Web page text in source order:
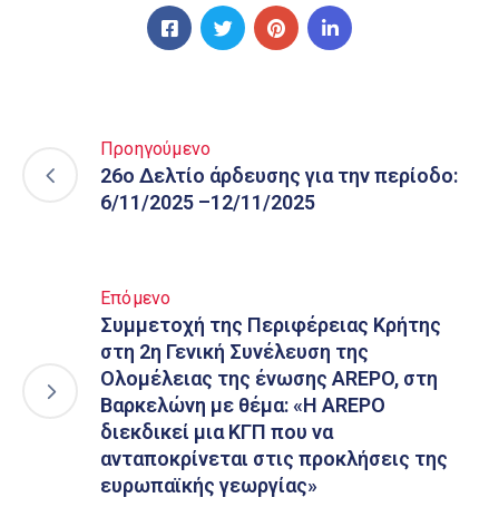
Προηγούμενο
26ο Δελτίο άρδευσης για την περίοδο:
6/11/2025 –12/11/2025
Επόμενο
Συμμετοχή της Περιφέρειας Κρήτης
στη 2η Γενική Συνέλευση της
Ολομέλειας της ένωσης AREPO, στη
Βαρκελώνη με θέμα: «Η AREPO
διεκδικεί μια ΚΓΠ που να
ανταποκρίνεται στις προκλήσεις της
ευρωπαϊκής γεωργίας»